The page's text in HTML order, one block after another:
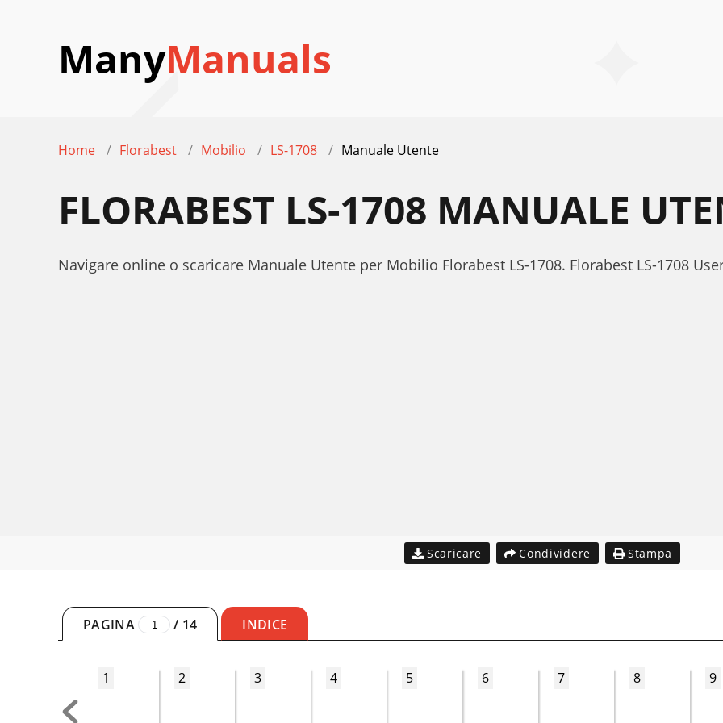
ManyManuals
Home Florabest Mobilio LS-1708 Manuale Utente
FLORABEST LS-1708 MANUALE
Navigare online o scaricare Manuale Utente per Mobilio Florabest LS-1708. Florabest LS-1708
Scaricare Condividere Stampa
PAGINA / 14 INDICE
1 2 3 4 5 6 7 8 9